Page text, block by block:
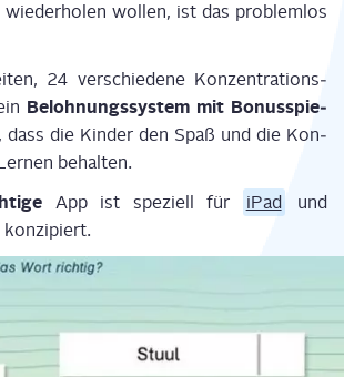
wie­der­ho­len wol­len, ist das pro­blem­los
24 ver­schie­de­ne Kon­zen­tra­ti­ons­
Beloh­nungs­sys­tem mit Bonus­spie­
dass die Kin­der den Spaß und die Kon­
behalten.
App ist spe­zi­ell für iPad
und
konzipiert.